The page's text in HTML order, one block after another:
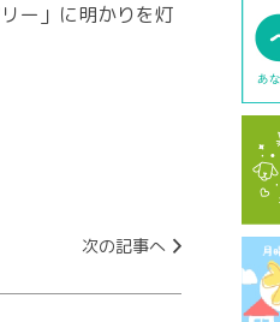
ー」に明かりを灯
次の記事へ